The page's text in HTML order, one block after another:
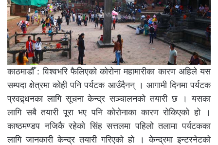
काठमाडौँ : विश्वभरि फैलिएको कोरोना महामारीका कारण अहिले यस
सम्पदा क्षेत्रमा कोही पनि पर्यटक आउँदैनन् । आगामी दिनमा पर्यटक
प्रवद्र्धनका लागि सूचना केन्द्र सञ्चालनको तयारी छ । यसका
लागि सबै तयारी पूरा भए पनि कोरोनाका कारण रोकिएको हो ।
काष्ठमण्डप नजिकै रहेको सिंह सत्तलमा पहिलो तलामा पर्यटकका
लागि जानकारी केन्द्र तयारी गरिएको हो । केन्द्रमा इन्टरनेटको